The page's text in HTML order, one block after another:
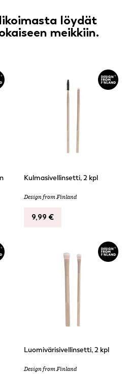
löydät
meikkiin.
Kulmasivellinsetti, 2 kpl
Design from Finland
9,99 €
Luomivärisivellinsetti, 2 kpl
Design from Finland